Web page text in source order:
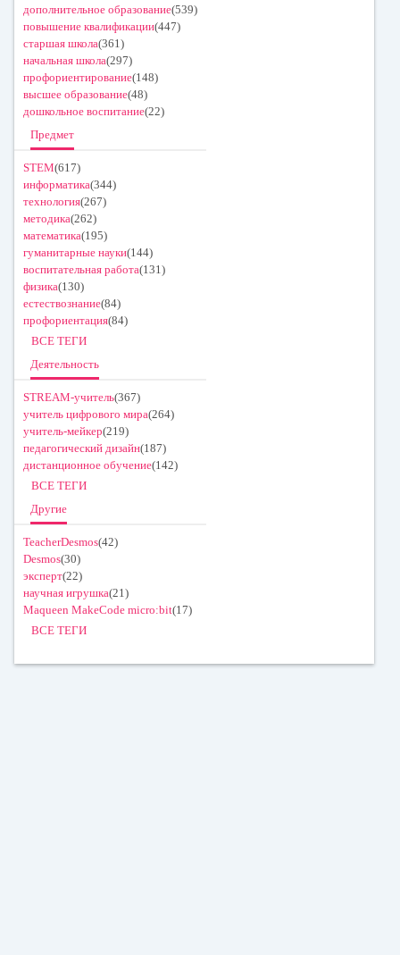
дополнительное образование(539)
повышение квалификации(447)
старшая школа(361)
начальная школа(297)
профориентирование(148)
высшее образование(48)
дошкольное воспитание(22)
Предмет
STEM(617)
информатика(344)
технология(267)
методика(262)
математика(195)
гуманитарные науки(144)
воспитательная работа(131)
физика(130)
естествознание(84)
профориентация(84)
ВСЕ ТЕГИ
Деятельность
STREAM-учитель(367)
учитель цифрового мира(264)
учитель-мейкер(219)
педагогический дизайн(187)
дистанционное обучение(142)
ВСЕ ТЕГИ
Другие
TeacherDesmos(42)
Desmos(30)
эксперт(22)
научная игрушка(21)
Maqueen MakeCode micro:bit(17)
ВСЕ ТЕГИ